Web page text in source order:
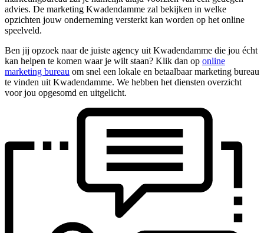
advies. De marketing Kwadendamme zal bekijken in welke
opzichten jouw onderneming versterkt kan worden op het online
speelveld.
Ben jij opzoek naar de juiste agency uit Kwadendamme die jou écht
kan helpen te komen waar je wilt staan? Klik dan op online
marketing bureau om snel een lokale en betaalbaar marketing bureau
te vinden uit Kwadendamme. We hebben het diensten overzicht
voor jou opgesomd en uitgelicht.